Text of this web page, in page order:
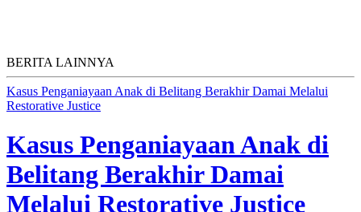
BERITA LAINNYA
Kasus Penganiayaan Anak di Belitang Berakhir Damai Melalui
Restorative Justice
Kasus Penganiayaan Anak di
Belitang Berakhir Damai
Melalui Restorative Justice